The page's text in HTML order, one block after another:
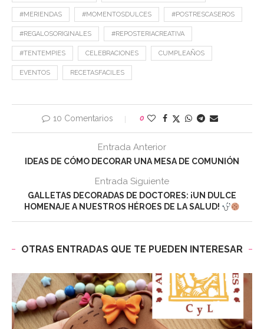
#MERIENDAS #MOMENTOSDULCES #POSTRESCASEROS
#REGALOSORIGINALES #REPOSTERIACREATIVA
#TENTEMPIES CELEBRACIONES CUMPLEAÑOS
EVENTOS RECETASFACILES
10 Comentarios 0
Entrada Anterior
IDEAS DE CÓMO DECORAR UNA MESA DE COMUNIÓN
Entrada Siguiente
GALLETAS DECORADAS DE DOCTORES: ¡UN DULCE
HOMENAJE A NUESTROS HÉROES DE LA SALUD!
OTRAS ENTRADAS QUE TE PUEDEN INTERESAR